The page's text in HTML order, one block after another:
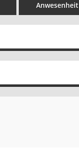
Anwesenheit